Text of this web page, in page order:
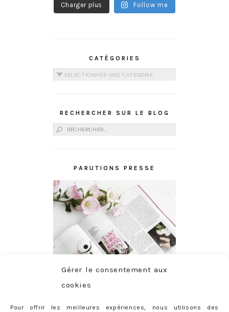
Gérer le consentement aux
cookies
Pour offrir les meilleures expériences, nous utilisons des
Charger plus Follow me
CATÉGORIES
Catégories
RECHERCHER SUR LE BLOG
Rechercher :
PARUTIONS PRESSE